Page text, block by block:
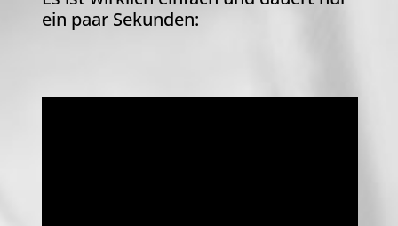
ein paar Sekunden: